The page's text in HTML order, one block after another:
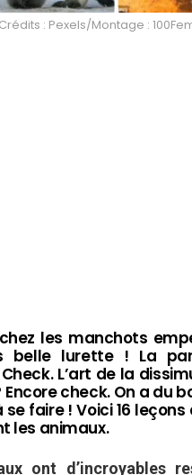
Crédits : Pexels/Montage :
les manchots
belle lurette ! La
L’art de la
check. On a du
se faire ! Voici 16
les animaux.
ont d’incroyables